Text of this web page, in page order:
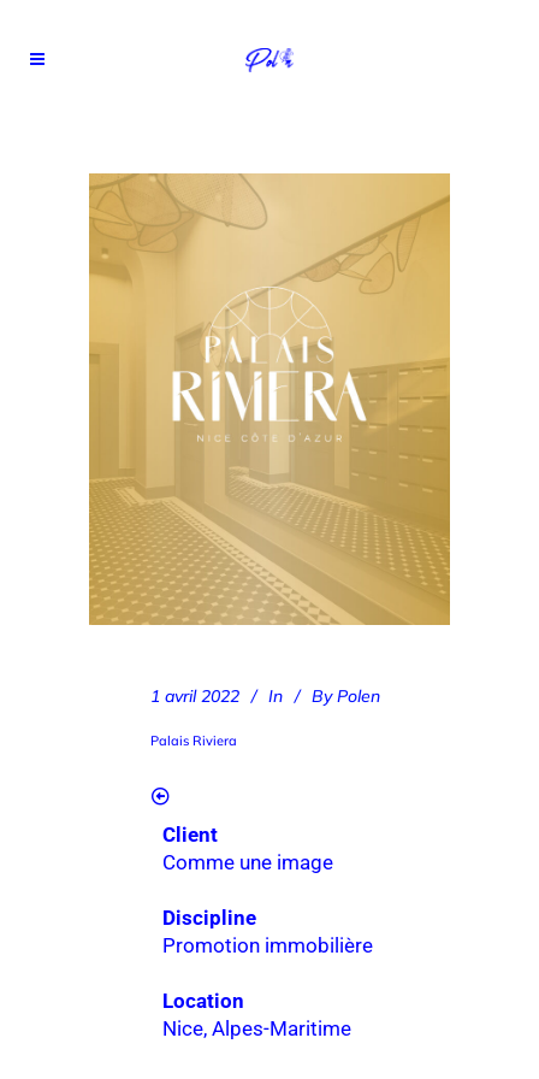
1 avril 2022 In By Polen
Palais Riviera
Client
Comme une image
Discipline
Promotion immobilière
Location
Nice, Alpes-Maritime